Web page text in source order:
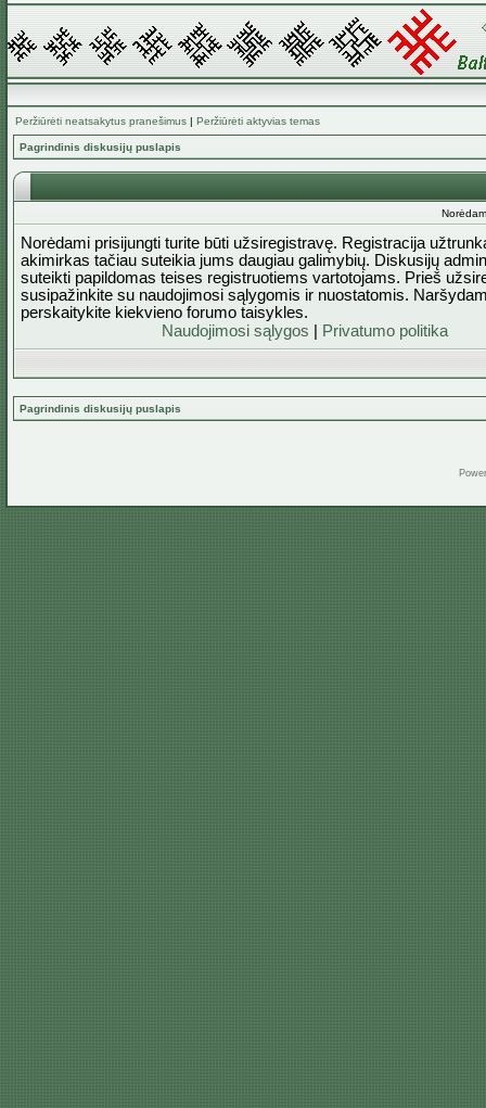
Peržiūrėti neatsakytus pranešimus | Peržiūrėti aktyvias temas
Pagrindinis diskusijų puslapis
Norėdami prisijungti turite būti užsiregistravę. Registracija
akimirkas tačiau suteikia jums daugiau galimybių. Diskusijų
suteikti papildomas teises registruotiems vartotojams. Prieš
susipažinkite su naudojimosi sąlygomis ir nuostatomis.
perskaitykite kiekvieno forumo taisykles.
Naudojimosi sąlygos
Privatumo politika
Pagrindinis diskusijų puslapis